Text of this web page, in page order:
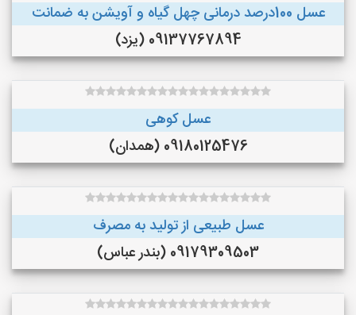
عسل 100درصد درمانی چهل گیاه و آویشن به ضمانت
09137767894 (یزد)
عسل کوهی
09180125476 (همدان)
عسل طبیعی از تولید به مصرف
09179309503 (بندر عباس)